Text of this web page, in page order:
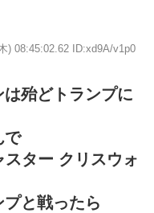
) 08:45:02.62 ID:xd9A/v1p0
殆どトランプに
で
ター クリスウォ
と戦ったら